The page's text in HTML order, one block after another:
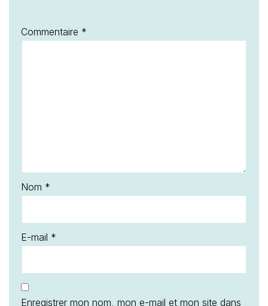
Commentaire *
Nom *
E-mail *
Enregistrer mon nom, mon e-mail et mon site dans